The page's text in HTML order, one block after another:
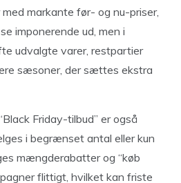
markante før- og nu-priser,
imponerende ud, men i
udvalgte varer, restpartier
sæsoner, der sættes ekstra
Friday-tilbud” er også
i begrænset antal eller kun
mængderabatter og “køb
flittigt, hvilket kan friste